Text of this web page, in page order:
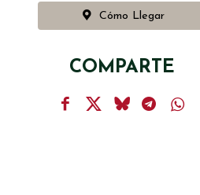
Cómo Llegar
COMPARTE